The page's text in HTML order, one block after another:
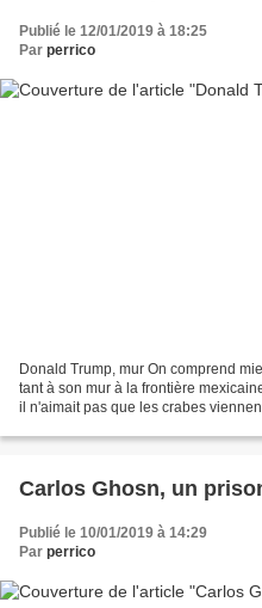
Publié le 12/01/2019 à 18:25
Par perrico
Donald Trump, mur On comprend
tant à son mur à la frontière
il n'aimait pas que les crabes
Carlos Ghosn, un
Publié le 10/01/2019 à 14:29
Par perrico